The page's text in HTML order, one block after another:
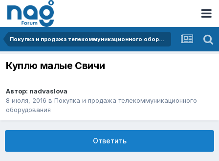
Покупка и продажа телекоммуникационного оборудования
Куплю малые Свичи
Автор: nadvaslova
8 июля, 2016 в Покупка и продажа телекоммуникационного
оборудования
Ответить